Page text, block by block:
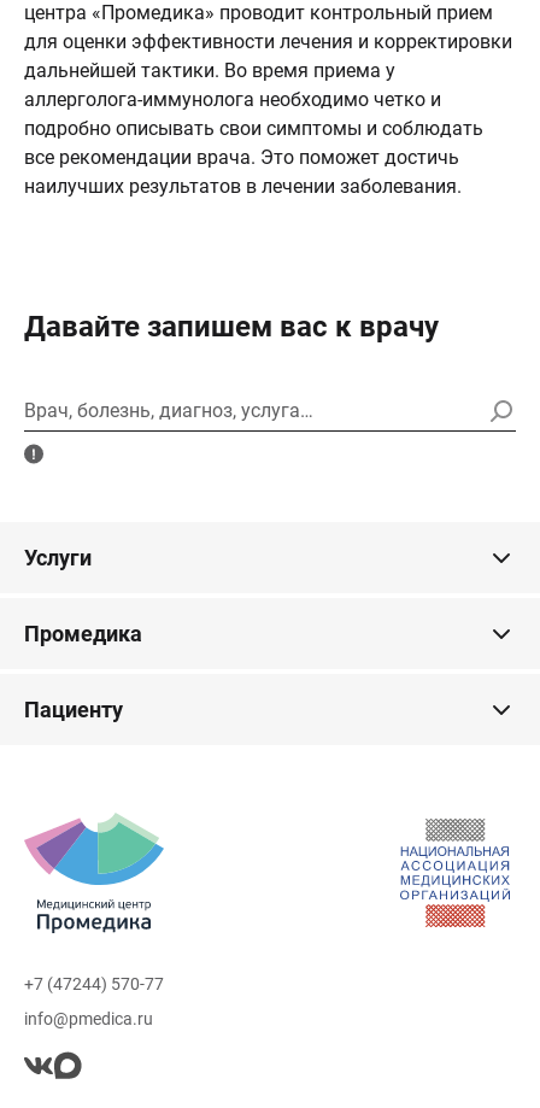
центра «Промедика» проводит контрольный прием
для оценки эффективности лечения и корректировки
дальнейшей тактики. Во время приема у
аллерголога-иммунолога необходимо четко и
подробно описывать свои симптомы и соблюдать
все рекомендации врача. Это поможет достичь
наилучших результатов в лечении заболевания.
Давайте запишем вас к врачу
Врач, болезнь, диагноз, услуга…
Услуги
Промедика
Пациенту
+7 (47244) 570-77
info@pmedica.ru